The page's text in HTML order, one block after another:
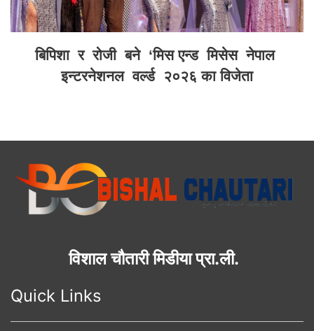
बिपिशा र रोजी बने ‘मिस एन्ड मिसेस नेपाल
इन्टरनेशनल वर्ल्ड २०२६ का विजेता
विशाल चौतारी मिडीया प्रा.ली.
Quick Links